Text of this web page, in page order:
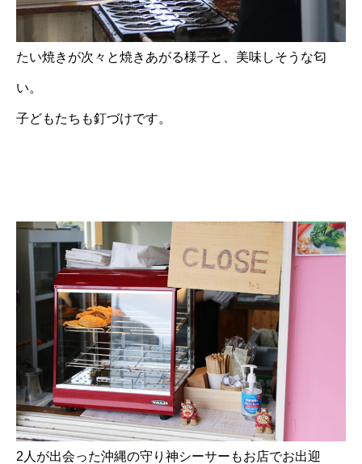
たい焼きが次々と焼きあがる様子と、美味しそうな匂
い。
子どもたちも釘づけです。
2人が出会った沖縄の守り神シーサーもお店でお出迎